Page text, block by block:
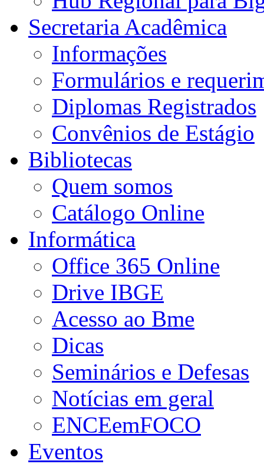
Secretaria Acadêmica
Informações
Formulários e
Diplomas Registrados
Convênios de Estágio
Bibliotecas
Quem somos
Catálogo Online
Informática
Office 365 Online
Drive IBGE
Acesso ao Bme
Dicas
Seminários e Defesas
Notícias em geral
ENCEemFOCO
Eventos